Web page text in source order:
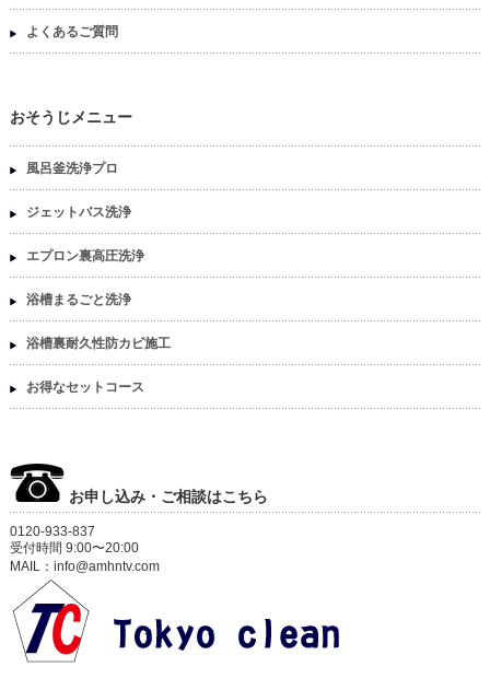
よくあるご質問
おそうじメニュー
風呂釜洗浄プロ
ジェットバス洗浄
エプロン裏高圧洗浄
浴槽まるごと洗浄
浴槽裏耐久性防カビ施工
お得なセットコース
お申し込み・ご相談はこちら
0120-933-837
受付時間 9:00〜20:00
MAIL：info@amhntv.com